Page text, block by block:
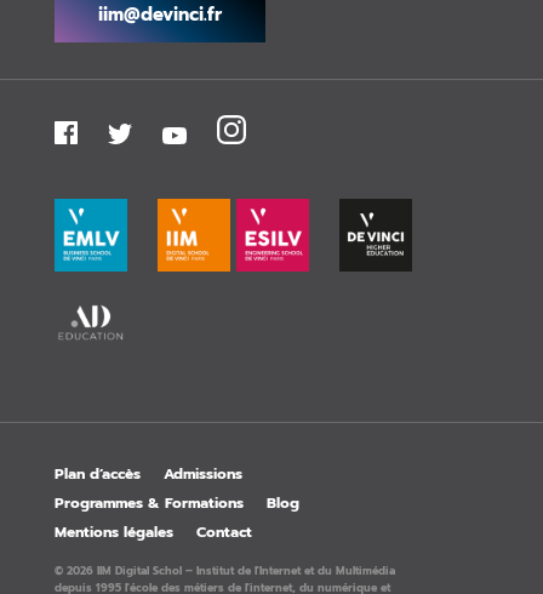
iim@devinci.fr
Plan d’accès
Admissions
Programmes & Formations
Blog
Mentions légales
Contact
© 2026 IIM Digital Schol – Institut de l'Internet et du Multimédia
depuis 1995 l'école des métiers de l'internet, du numérique et